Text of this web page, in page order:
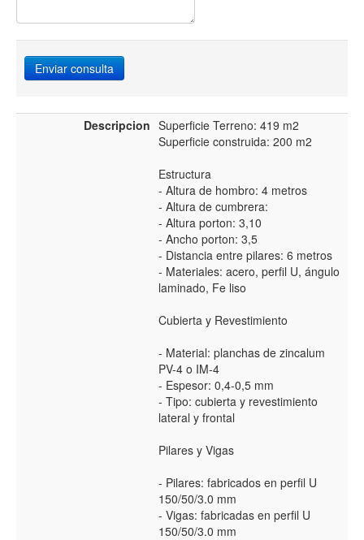
Enviar consulta
Descripcion Superficie Terreno: 419 m2
Superficie construida: 200 m2
Estructura
- Altura de hombro: 4 metros
- Altura de cumbrera:
- Altura porton: 3,10
- Ancho porton: 3,5
- Distancia entre pilares: 6 metros
- Materiales: acero, perfil U, ángulo
laminado, Fe liso
Cubierta y Revestimiento
- Material: planchas de zincalum
PV-4 o IM-4
- Espesor: 0,4-0,5 mm
- Tipo: cubierta y revestimiento
lateral y frontal
Pilares y Vigas
- Pilares: fabricados en perfil U
150/50/3.0 mm
- Vigas: fabricadas en perfil U
150/50/3.0 mm